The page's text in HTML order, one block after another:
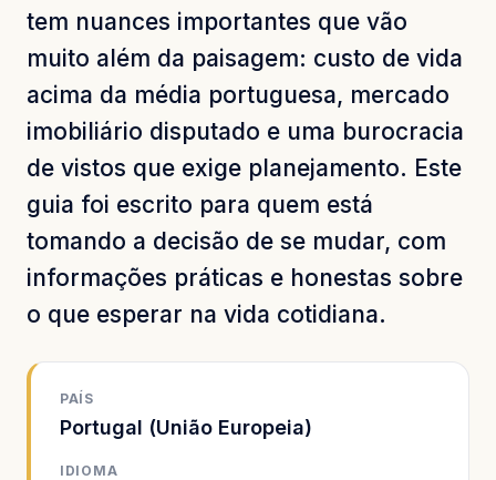
tem nuances importantes que vão
muito além da paisagem: custo de vida
acima da média portuguesa, mercado
imobiliário disputado e uma burocracia
de vistos que exige planejamento. Este
guia foi escrito para quem está
tomando a decisão de se mudar, com
informações práticas e honestas sobre
o que esperar na vida cotidiana.
PAÍS
Portugal (União Europeia)
IDIOMA